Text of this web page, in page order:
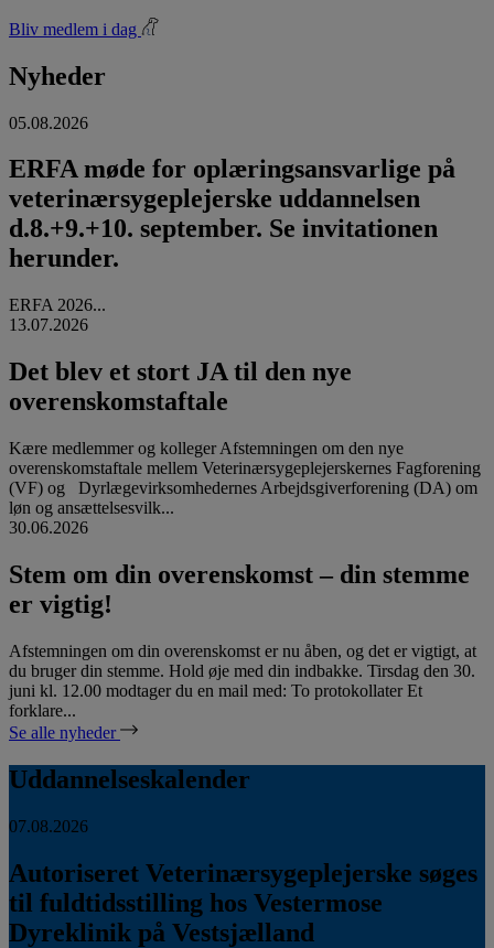
Bliv medlem i dag
Nyheder
05.08.2026
ERFA møde for oplæringsansvarlige på
veterinærsygeplejerske uddannelsen
d.8.+9.+10. september. Se invitationen
herunder.
ERFA 2026...
13.07.2026
Det blev et stort JA til den nye
overenskomstaftale
Kære medlemmer og kolleger Afstemningen om den nye
overenskomstaftale mellem Veterinærsygeplejerskernes Fagforening
(VF) og Dyrlægevirksomhedernes Arbejdsgiverforening (DA) om
løn og ansættelsesvilk...
30.06.2026
Stem om din overenskomst – din stemme
er vigtig!
Afstemningen om din overenskomst er nu åben, og det er vigtigt, at
du bruger din stemme. Hold øje med din indbakke. Tirsdag den 30.
juni kl. 12.00 modtager du en mail med: To protokollater Et
forklare...
Se alle nyheder
Uddannelseskalender
07.08.2026
Autoriseret Veterinærsygeplejerske søges
til fuldtidsstilling hos Vestermose
Dyreklinik på Vestsjælland